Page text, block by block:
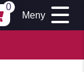
0
Meny